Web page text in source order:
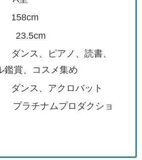
23.5cm
、ピアノ、読書、
鑑賞、コスメ集め
、アクロバット
チナムプロダクショ